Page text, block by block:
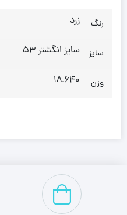
رنگ زرد
سایز سایز انگشتر 53
وزن 18.640